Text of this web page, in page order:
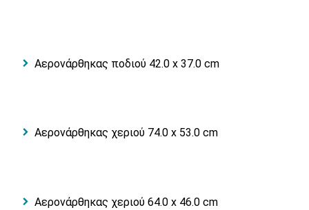
Αερονάρθηκας ποδιού 42.0 x 37.0 cm
Αερονάρθηκας χεριού 74.0 x 53.0 cm
Αερονάρθηκας χεριού 64.0 x 46.0 cm